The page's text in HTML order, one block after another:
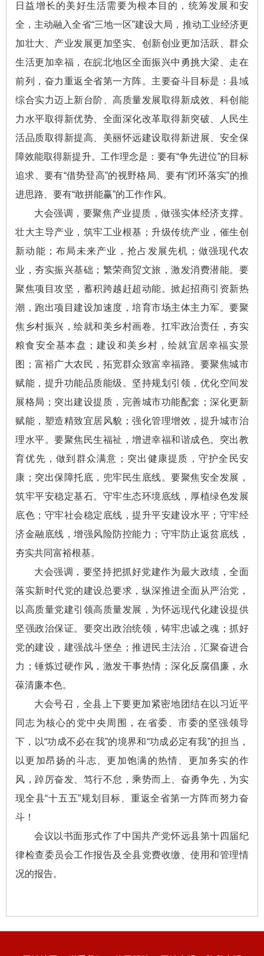
日益增长的美好生活需要为根本目的，统筹发展和安
全，主动融入全省“三地一区”建设大局，推动工业经济更
加壮大、产业发展更加坚实、创新创业更加活跃、群众
生活更加幸福，在皖北地区全面振兴中勇挑大梁、走在
前列，奋力重返全省第一方阵。主要奋斗目标是：县域
综合实力迈上新台阶、高质量发展取得新成效、科创能
力水平取得新优势、全面深化改革取得新突破、人民生
活品质取得新提高、美丽怀远建设取得新进展、安全保
障效能取得新提升。工作理念是：要有“争先进位”的目标
追求、要有“借势登高”的视野格局、要有“闭环落实”的推
进思路、要有“敢拼能赢”的工作作风。
大会强调，要聚焦产业提质，做强实体经济支撑。
壮大主导产业，筑牢工业根基；升级传统产业，催生创
新动能；布局未来产业，抢占发展先机；做强现代农
业，夯实振兴基础；繁荣商贸文旅，激发消费潜能。要
聚焦项目攻坚，蓄积跨越赶超动能。掀起招商引资新热
潮，跑出项目建设加速度，培育市场主体主力军。要聚
焦乡村振兴，绘就和美乡村画卷。扛牢政治责任，夯实
粮食安全基本盘；建设和美乡村，绘就宜居幸福实景
图；富裕广大农民，拓宽群众致富幸福路。要聚焦城市
赋能，提升功能品质能级。坚持规划引领，优化空间发
展格局；突出建设提质，完善城市功能配套；深化更新
赋能，塑造精致宜居风貌；强化管理增效，提升城市治
理水平。要聚焦民生福祉，增进幸福和谐成色。突出教
育优先，做到群众满意；突出健康提质，守护全民安
康；突出保障托底，兜牢民生底线。要聚焦安全发展，
筑牢平安稳定基石。守牢生态环境底线，厚植绿色发展
底色；守牢社会稳定底线，提升平安建设水平；守牢经
济金融底线，增强风险防控能力；守牢防止返贫底线，
夯实共同富裕根基。
大会强调，要坚持把抓好党建作为最大政绩，全面
落实新时代党的建设总要求，纵深推进全面从严治党，
以高质量党建引领高质量发展，为怀远现代化建设提供
坚强政治保证。要突出政治统领，铸牢忠诚之魂；抓好
党的建设，建强战斗堡垒；推进民主法治，汇聚奋进合
力；锤炼过硬作风，激发干事热情；深化反腐倡廉，永
葆清廉本色。
大会号召，全县上下要更加紧密地团结在以习近平
同志为核心的党中央周围，在省委、市委的坚强领导
下，以“功成不必在我”的境界和“功成必定有我”的担当，
以更加昂扬的斗志、更加饱满的热情、更加务实的作
风，踔厉奋发、笃行不怠，乘势而上、奋勇争先，为实
现全县“十五五”规划目标、重返全省第一方阵而努力奋
斗！
会议以书面形式作了中国共产党怀远县第十四届纪
律检查委员会工作报告及全县党费收缴、使用和管理情
况的报告。